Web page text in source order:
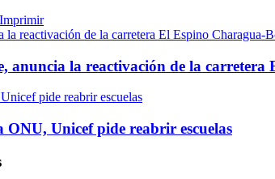
Imprimir
la reactivación de la carretera El Espino Charagua-
anuncia la reactivación de la carretera
pide reabrir escuelas
ONU, Unicef pide reabrir escuelas